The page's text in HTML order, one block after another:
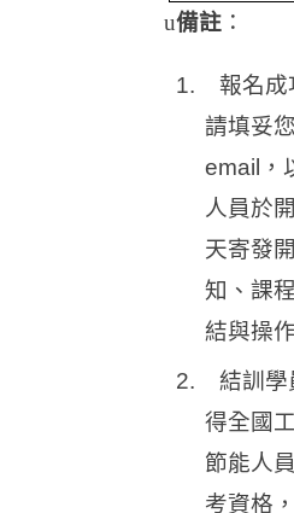
u備註 ：
1.
報名成
請填妥
email，
人員於
天寄發
知、課
結與操
2.
結訓學
得全國
節能人
考資格